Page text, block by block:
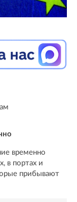
временно
в портах и
прибывают